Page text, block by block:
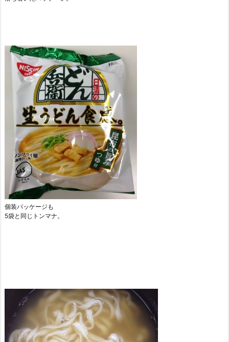
個装パッケージも
5袋と同じトンマナ。